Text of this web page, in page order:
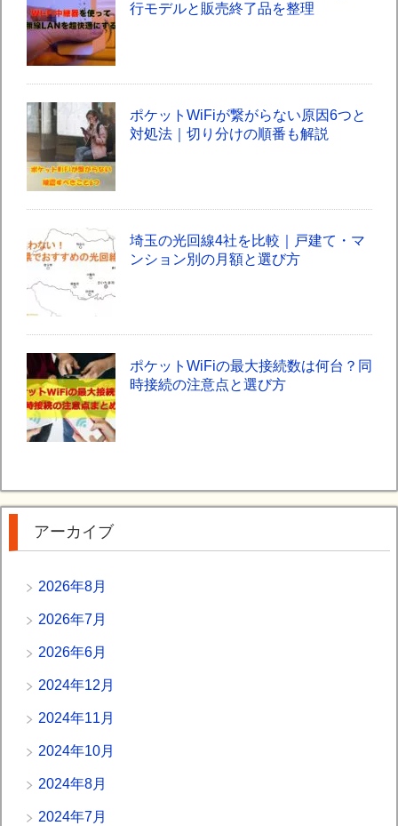
行モデルと販売終了品を整理
ポケットWiFiが繋がらない原因6つと
対処法｜切り分けの順番も解説
埼玉の光回線4社を比較｜戸建て・マ
ンション別の月額と選び方
ポケットWiFiの最大接続数は何台？同
時接続の注意点と選び方
アーカイブ
2026年8月
2026年7月
2026年6月
2024年12月
2024年11月
2024年10月
2024年8月
2024年7月